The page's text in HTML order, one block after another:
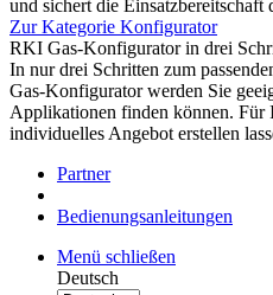
und sichert die Einsatzbereitschaft
Zur Kategorie Konfigurator
RKI Gas-Konfigurator in drei
In nur drei Schritten zum
Gas-Konfigurator werden Sie
Applikationen finden können. Für
individuelles Angebot erstellen
Partner
Bedienungsanleitungen
Menü schließen
Deutsch